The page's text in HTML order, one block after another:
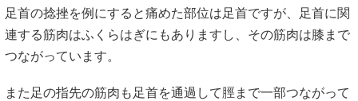
足首の捻挫を例にすると痛めた部位は足首ですが、足首に関
連する筋肉はふくらはぎにもありますし、その筋肉は膝まで
つながっています。
また足の指先の筋肉も足首を通過して脛まで一部つながって